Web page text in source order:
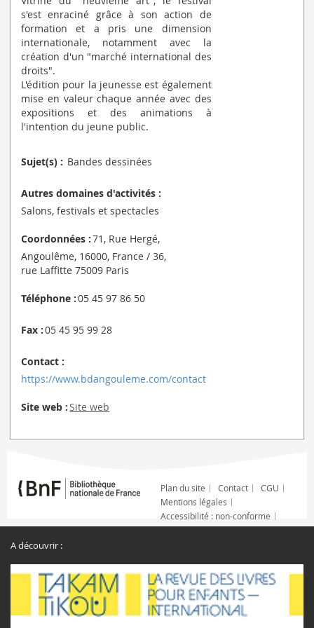
s'est enraciné grâce à son action de
formation et a pris une dimension
internationale, notamment avec la
création d'un "marché international des
droits".
L'édition pour la jeunesse est également
mise en valeur chaque année avec des
expositions et des animations à
l'intention du jeune public.
Sujet(s) : Bandes dessinées
Autres domaines d'activités :
Salons, festivals et spectacles
Coordonnées :71, Rue Hergé,
Angoulême, 16000, France / 36,
rue Laffitte 75009 Paris
Téléphone :05 45 97 86 50
Fax :05 45 95 99 28
Contact :
https://www.bdangouleme.com/contact
Site web :Site web
Plan du site Contact
CGU
Mentions légales
Accessibilité : non-conforme
A découvrir :